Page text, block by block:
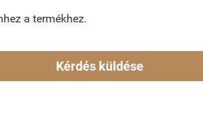
a termékhez.
Kérdés küldése